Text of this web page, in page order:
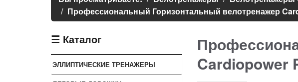
Профессиональный Горизонтальный велотренажер
☰ Каталог
ЭЛЛИПТИЧЕСКИЕ ТРЕНАЖЕРЫ
Cardiopower